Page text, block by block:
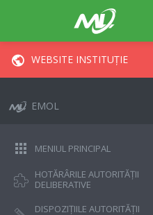
WEBSITE INSTITUȚIE
EMOL
MENIUL PRINCIPAL
HOTĂRÂRILE AUTORITĂȚII
DELIBERATIVE
DISPOZIȚIILE AUTORITĂȚII